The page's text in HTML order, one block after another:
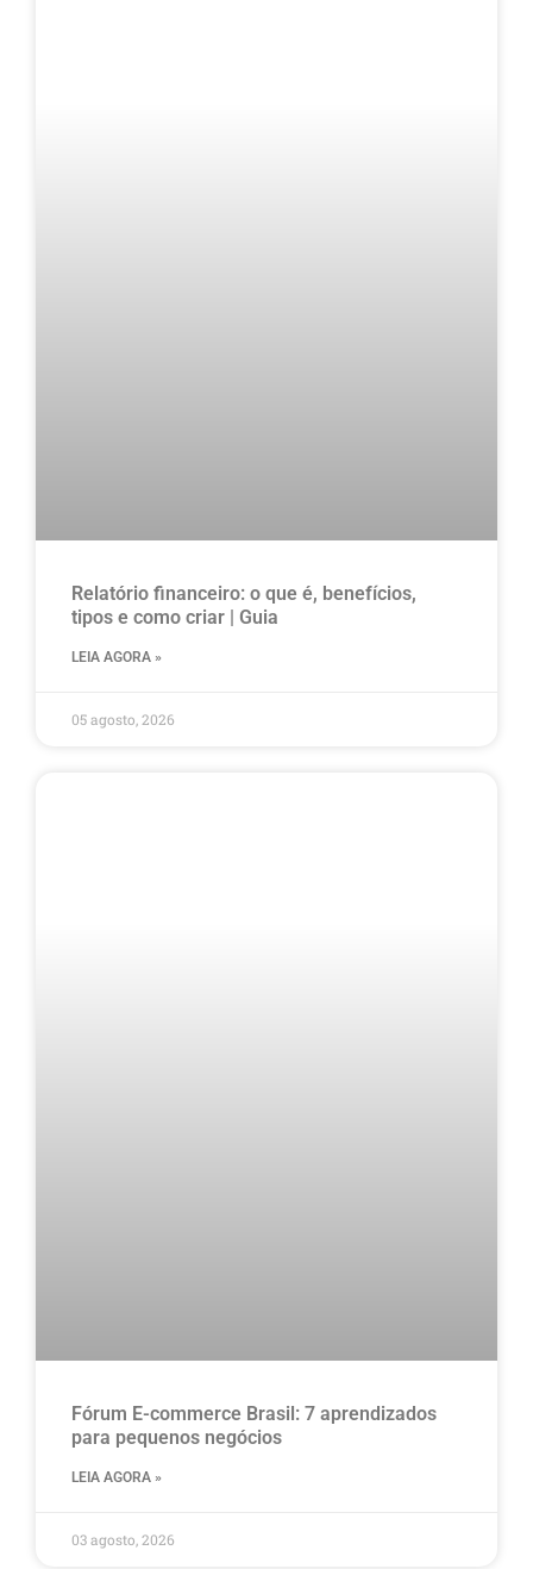
Relatório financeiro: o que é, benefícios,
tipos e como criar | Guia
LEIA AGORA »
05 agosto, 2026
Fórum E-commerce Brasil: 7 aprendizados
para pequenos negócios
LEIA AGORA »
03 agosto, 2026